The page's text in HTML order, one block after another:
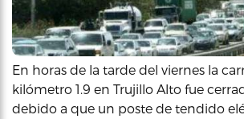
En horas de la tarde del viernes la
kilómetro 1.9 en Trujillo Alto fue
debido a que un poste de tendido